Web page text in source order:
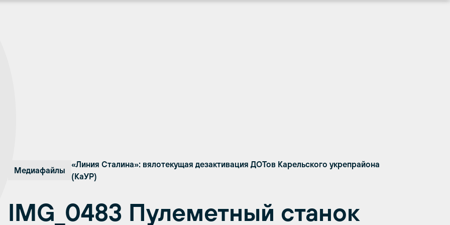
Медиафайлы
«Линия Сталина»: вялотекущая дезактивация ДОТов Карельского укрепрайона
(КаУР)
IMG_0483 Пулеметный станок